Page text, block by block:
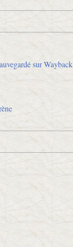
sur Wayback